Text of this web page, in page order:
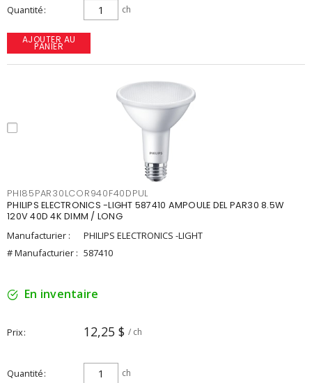
Quantité ch
AJOUTER AU
PANIER
PHI85PAR30LCOR940F40DPUL
PHILIPS ELECTRONICS -LIGHT 587410 AMPOULE DEL PAR30 8.5W
120V 40D 4K DIMM / LONG
Manufacturier :
PHILIPS ELECTRONICS -LIGHT
# Manufacturier : 587410
En inventaire
Prix 12,25 $ / ch
Quantité ch